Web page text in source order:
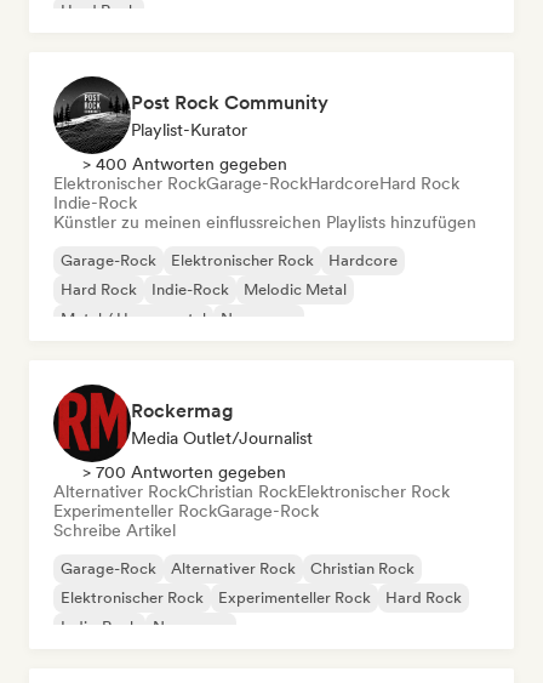
Hard Rock
Post Rock Community
Playlist-Kurator
> 400 Antworten gegeben
Elektronischer RockGarage-RockHardcoreHard Rock
Indie-Rock
Künstler zu meinen einflussreichen Playlists hinzufügen
Garage-Rock Elektronischer Rock
Hardcore
Hard Rock
Indie-Rock
Melodic Metal
Metal / Heavy metal
New wave
Rockermag
Media Outlet/Journalist
> 700 Antworten gegeben
Alternativer RockChristian RockElektronischer Rock
Experimenteller RockGarage-Rock
Schreibe Artikel
Garage-Rock Alternativer Rock
Christian Rock
Elektronischer Rock
Experimenteller Rock
Hard Rock
Indie-Rock
New wave